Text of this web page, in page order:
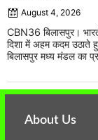
August 4, 2026
CBN36 बिलासपुर।
दिशा में अहम कदम उठाते
बिलासपुर मध्य मंडल का
About Us